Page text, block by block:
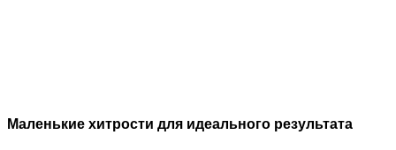
Маленькие хитрости для идеального результата